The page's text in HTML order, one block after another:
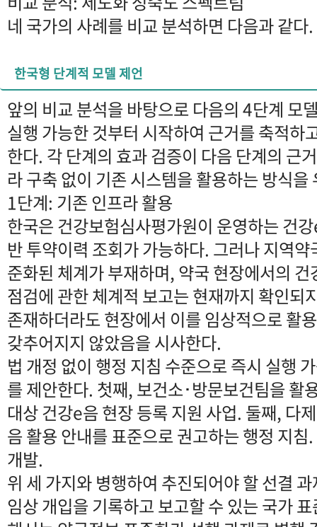
네 국가의 사례를 비교 분석하면 다음과 같다.
한국형 단계적 모델 제언
앞의 비교 분석을 바탕으로 다음의 4단계 모
실행 가능한 것부터 시작하여 근거를 축적하
한다. 각 단계의 효과 검증이 다음 단계의 근
라 구축 없이 기존 시스템을 활용하는 방식을
1단계: 기존 인프라 활용
한국은 건강보험심사평가원이 운영하는 건
반 투약이력 조회가 가능하다. 그러나 지역
준화된 체계가 부재하며, 약국 현장에서의
점검에 관한 체계적 보고는 현재까지 확인되
존재하더라도 현장에서 이를 임상적으로 활
갖추어지지 않았음을 시사한다.
법 개정 없이 행정 지침 수준으로 즉시 실행
를 제안한다. 첫째, 보건소･방문보건팀을 활
대상 건강e음 현장 등록 지원 사업. 둘째, 다
음 활용 안내를 표준으로 권고하는 행정 지
개발.
위 세 가지와 병행하여 추진되어야 할 선결
임상 개입을 기록하고 보고할 수 있는 국가